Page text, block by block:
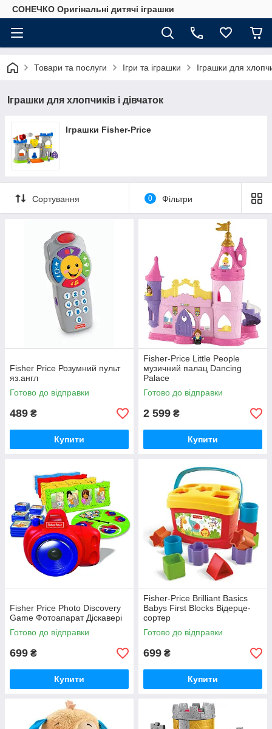
СОНЕЧКО Оригінальні дитячі іграшки
Товари та послуги Ігри та іграшки Іграшки для
Іграшки для хлопчиків і дівчаток
Іграшки Fisher-Price
Сортування 0 Фільтри
Fisher Price Розумний пульт
яз.англ
Готово до відправки
489 ₴
Купити
Fisher-Price Little People
музичний палац Dancing
Palace
Готово до відправки
2 599 ₴
Купити
Fisher Price Photo Discovery
Game Фотоапарат Діскавері
Готово до відправки
699 ₴
Купити
Fisher-Price Brilliant Basics
Babys First Blocks Відерце-
сортер
Готово до відправки
699 ₴
Купити